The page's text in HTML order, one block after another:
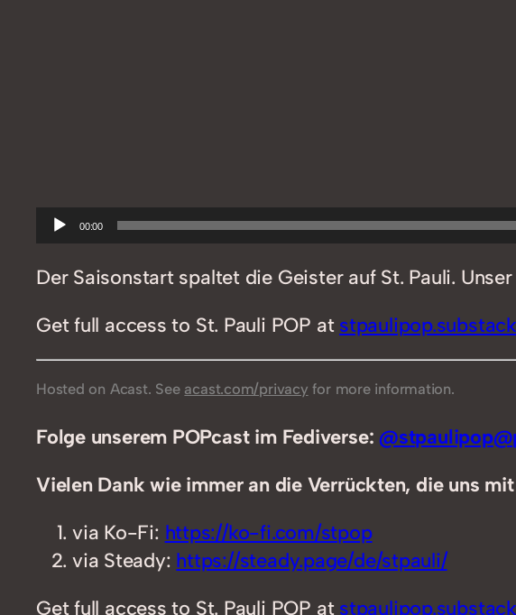
Audio-
Player
00:00
Der Saisonstart spaltet die Geister auf St. Pauli.
Get full access to St. Pauli POP at
Hosted on Acast. See acast.com/privacy for more information.
Folge unserem POPcast im Fediverse:
Vielen Dank wie immer an die Verrückten, die uns
via Ko-Fi: https://ko-fi.com/stpop
via Steady: https://steady.page/de/stpauli/
Get full access to St. Pauli POP at